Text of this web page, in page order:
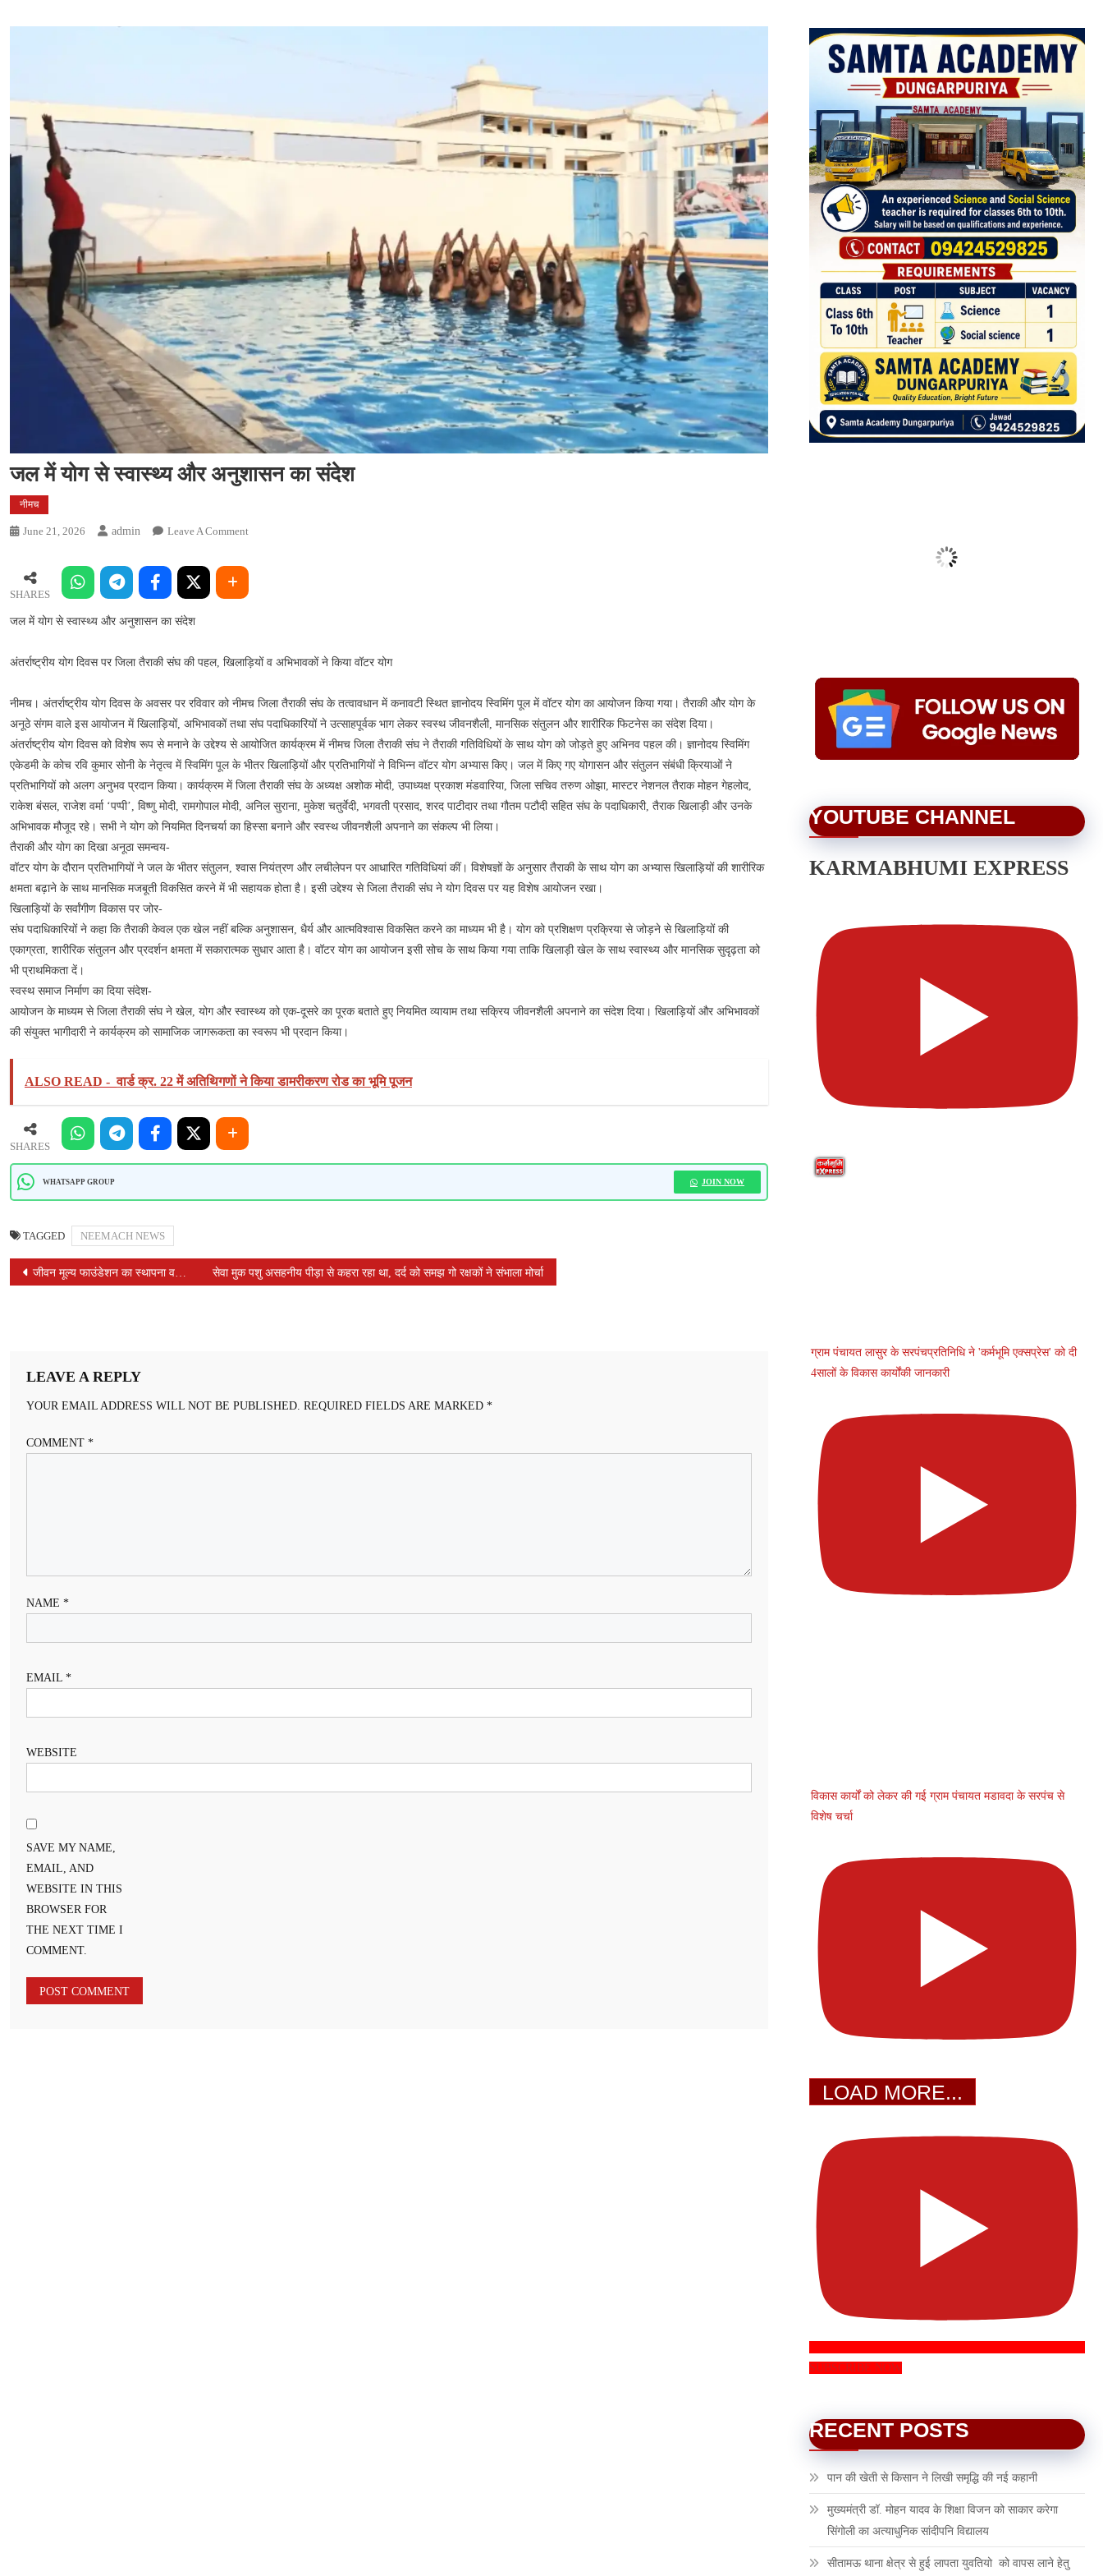
जल में योग से स्वास्थ्य और अनुशासन का संदेश
नीमच
June 21, 2026 Admin Leave A CommentOn
अनुशासन
संदेश
SHARES
जल में योग से स्वास्थ्य और अनुशासन का संदेश
अंतर्राष्ट्रीय योग दिवस पर जिला तैराकी संघ की पहल, खिलाड़ियों व अभिभावकों ने किया वॉटर योग
नीमच। अंतर्राष्ट्रीय योग दिवस के अवसर पर रविवार को नीमच जिला तैराकी संघ के तत्वावधान में कनावटी स्थित ज्ञानोदय स्विमिंग पूल में वॉटर योग का आयोजन किया गया। तैराकी और योग के
अनूठे संगम वाले इस आयोजन में खिलाड़ियों, अभिभावकों तथा संघ पदाधिकारियों ने उत्साहपूर्वक भाग लेकर स्वस्थ जीवनशैली, मानसिक संतुलन और शारीरिक फिटनेस का संदेश दिया।
अंतर्राष्ट्रीय योग दिवस को विशेष रूप से मनाने के उद्देश्य से आयोजित कार्यक्रम में नीमच जिला तैराकी संघ ने तैराकी गतिविधियों के साथ योग को जोड़ते हुए अभिनव पहल की। ज्ञानोदय स्विमिंग
एकेडमी के कोच रवि कुमार सोनी के नेतृत्व में स्विमिंग पूल के भीतर खिलाड़ियों और प्रतिभागियों ने विभिन्न वॉटर योग अभ्यास किए। जल में किए गए योगासन और संतुलन संबंधी क्रियाओं ने
प्रतिभागियों को अलग अनुभव प्रदान किया। कार्यक्रम में जिला तैराकी संघ के अध्यक्ष अशोक मोदी, उपाध्यक्ष प्रकाश मंडवारिया, जिला सचिव तरुण ओझा, मास्टर नेशनल तैराक मोहन गेहलोद,
राकेश बंसल, राजेश वर्मा ‘पप्पी’, विष्णु मोदी, रामगोपाल मोदी, अनिल सुराना, मुकेश चतुर्वेदी, भगवती प्रसाद, शरद पाटीदार तथा गौतम पटौदी सहित संघ के पदाधिकारी, तैराक खिलाड़ी और उनके
अभिभावक मौजूद रहे। सभी ने योग को नियमित दिनचर्या का हिस्सा बनाने और स्वस्थ जीवनशैली अपनाने का संकल्प भी लिया।
तैराकी और योग का दिखा अनूठा समन्वय-
वॉटर योग के दौरान प्रतिभागियों ने जल के भीतर संतुलन, श्वास नियंत्रण और लचीलेपन पर आधारित गतिविधियां कीं। विशेषज्ञों के अनुसार तैराकी के साथ योग का अभ्यास खिलाड़ियों की शारीरिक
क्षमता बढ़ाने के साथ मानसिक मजबूती विकसित करने में भी सहायक होता है। इसी उद्देश्य से जिला तैराकी संघ ने योग दिवस पर यह विशेष आयोजन रखा।
खिलाड़ियों के सर्वांगीण विकास पर जोर-
संघ पदाधिकारियों ने कहा कि तैराकी केवल एक खेल नहीं बल्कि अनुशासन, धैर्य और आत्मविश्वास विकसित करने का माध्यम भी है। योग को प्रशिक्षण प्रक्रिया से जोड़ने से खिलाड़ियों की
एकाग्रता, शारीरिक संतुलन और प्रदर्शन क्षमता में सकारात्मक सुधार आता है। वॉटर योग का आयोजन इसी सोच के साथ किया गया ताकि खिलाड़ी खेल के साथ स्वास्थ्य और मानसिक सुदृढ़ता को
भी प्राथमिकता दें।
स्वस्थ समाज निर्माण का दिया संदेश-
आयोजन के माध्यम से जिला तैराकी संघ ने खेल, योग और स्वास्थ्य को एक-दूसरे का पूरक बताते हुए नियमित व्यायाम तथा सक्रिय जीवनशैली अपनाने का संदेश दिया। खिलाड़ियों और अभिभावकों
की संयुक्त भागीदारी ने कार्यक्रम को सामाजिक जागरूकता का स्वरूप भी प्रदान किया।
ALSO READ - वार्ड क्र. 22 में अतिथिगणों ने किया डामरीकरण रोड का भूमि पूजन
SHARES
WHATSAPP GROUP JOIN NOW
TAGGED NEEMACH NEWS
POST
जीवन मूल्य फाउंडेशन का स्थापना वर्ष पर मिलन समारोह संपन्न हुआ सेवा मुक पशु असहनीय पीड़ा से कहरा रहा था, दर्द को समझ गो रक्षकों ने संभाला मोर्चा
LEAVE A REPLY
YOUR EMAIL ADDRESS WILL NOT BE PUBLISHED. REQUIRED FIELDS ARE MARKED *
COMMENT *
NAME *
EMAIL *
WEBSITE
SAVE MY NAME,
EMAIL, AND
WEBSITE IN THIS
BROWSER FOR
THE NEXT TIME I
COMMENT.
YOUTUBE CHANNEL
KARMABHUMI EXPRESS
ग्राम पंचायत लासुर के सरपंचप्रतिनिधि ने 'कर्मभूमि एक्सप्रेस' को दी
4सालों के विकास कार्योंकी जानकारी
विकास कार्यों को लेकर की गई ग्राम पंचायत मडावदा के सरपंच से
विशेष चर्चा
LOAD MORE...
SUBSCRIBE NOW
RECENT POSTS
पान की खेती से किसान ने लिखी समृद्धि की नई कहानी
मुख्यमंत्री डॉ. मोहन यादव के शिक्षा विजन को साकार करेगा
सिंगोली का अत्याधुनिक सांदीपनि विद्यालय
सीतामऊ थाना क्षेत्र से हुई लापता युवतियो को वापस लाने हेतु